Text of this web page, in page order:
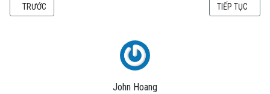
John Hoang
BÀI VIẾT TRƯỚC: ĐẠI CƯƠNG VỀ TÊN LỬA (1): 4 LỰC TÁC ĐỘNG VÀO TÊN
TRƯỚC BÀI VIẾT KẾ
TIẾP TỤC